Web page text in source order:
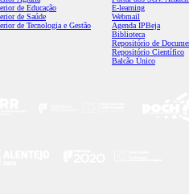
de Educação
de Saúde
de Tecnologia e Gestão
E-learning
Webmail
Agenda IPBeja
Biblioteca
Repositório de
Repositório Científico
Balcão Único